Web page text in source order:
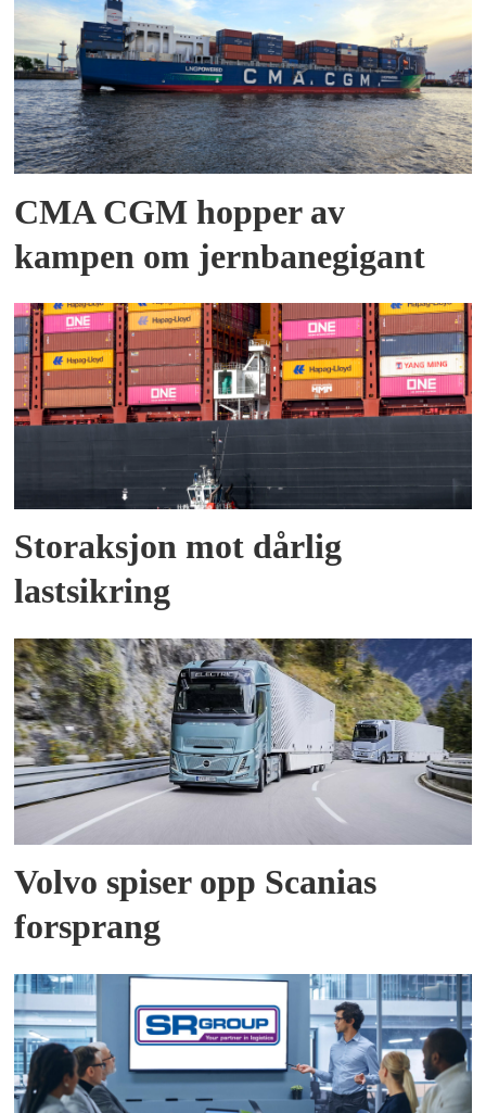
CMA CGM hopper av
kampen om jernbanegigant
Storaksjon mot dårlig
lastsikring
Volvo spiser opp Scanias
forsprang